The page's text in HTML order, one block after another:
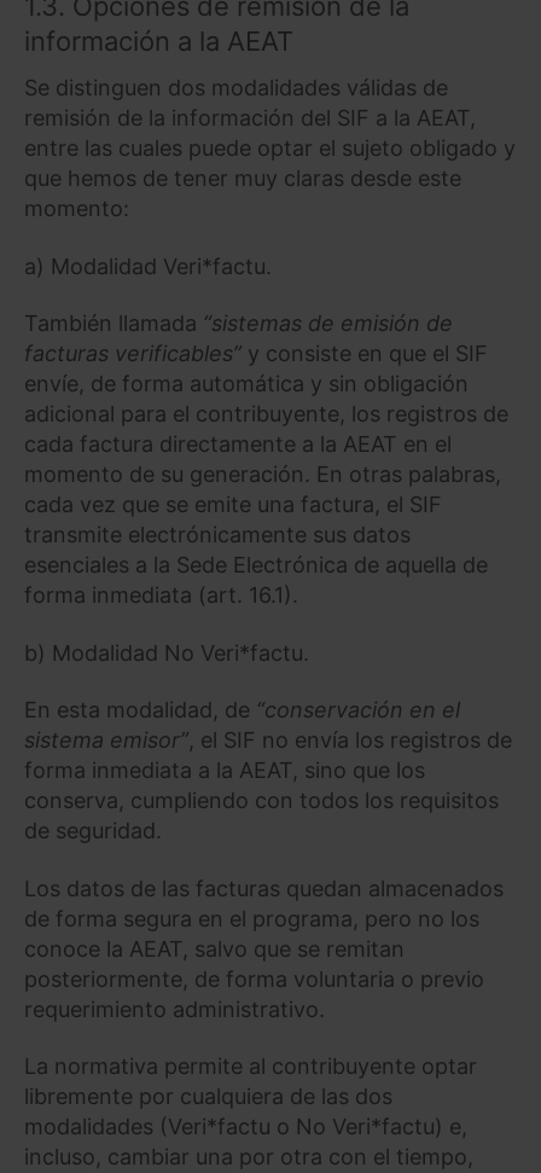
1.3. Opciones de remisión de la
información a la AEAT
Se distinguen dos modalidades válidas de
remisión de la información del SIF a la AEAT,
entre las cuales puede optar el sujeto obligado y
que hemos de tener muy claras desde este
momento:
a) Modalidad Veri*factu.
También llamada “sistemas de emisión de
facturas verificables” y consiste en que el SIF
envíe, de forma automática y sin obligación
adicional para el contribuyente, los registros de
cada factura directamente a la AEAT en el
momento de su generación. En otras palabras,
cada vez que se emite una factura, el SIF
transmite electrónicamente sus datos
esenciales a la Sede Electrónica de aquella de
forma inmediata (art. 16.1).
b) Modalidad No Veri*factu.
En esta modalidad, de “conservación en el
sistema emisor”, el SIF no envía los registros de
forma inmediata a la AEAT, sino que los
conserva, cumpliendo con todos los requisitos
de seguridad.
Los datos de las facturas quedan almacenados
de forma segura en el programa, pero no los
conoce la AEAT, salvo que se remitan
posteriormente, de forma voluntaria o previo
requerimiento administrativo.
La normativa permite al contribuyente optar
libremente por cualquiera de las dos
modalidades (Veri*factu o No Veri*factu) e,
incluso, cambiar una por otra con el tiempo,